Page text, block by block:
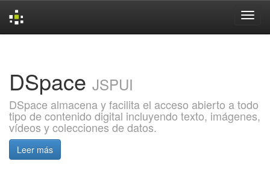
DSpace JSPUI
DSpace almacena y facilita el acceso abierto a todo
tipo de contenido digital incluyendo texto, imágenes,
vídeos y colecciones de datos.
Leer más